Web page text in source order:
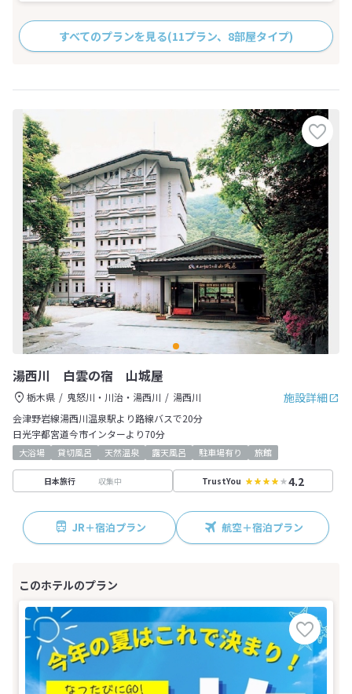
すべてのプランを見る(11プラン、8部屋タイプ)
湯西川 白雲の宿 山城屋
施設詳細
栃木県 鬼怒川・川治・湯西川
湯西川
会津野岩線湯西川温泉駅より路線バスで20分
日光宇都宮道今市インターより70分
大浴場 貸切風呂 天然温泉 露天風呂 駐車場有り 旅館
日本旅行 収集中 TrustYou 4.2
JR＋宿泊プラン 航空＋宿泊プラン